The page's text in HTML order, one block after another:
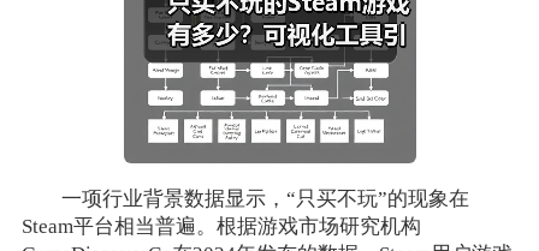
一项行业背景数据显示，“只买不玩”的现象在
Steam平台相当普遍。根据游戏市场研究机构